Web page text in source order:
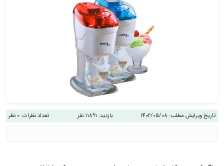
تاریخ ویرایش مطلب: 1402/05/08 بازدید: 11891 نفر تعداد نظرات: 0 نظر